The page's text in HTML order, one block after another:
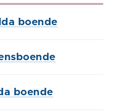
boende
boende